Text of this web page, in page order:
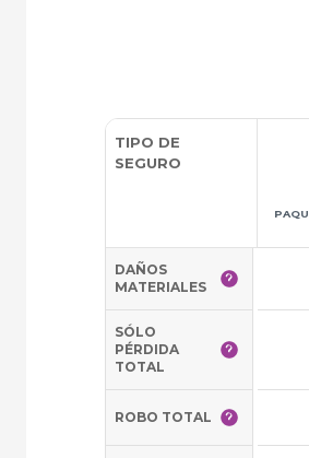
TIPO DE
SEGURO
DAÑOS
MATERIALES
SÓLO
PÉRDIDA
TOTAL
ROBO TOTAL